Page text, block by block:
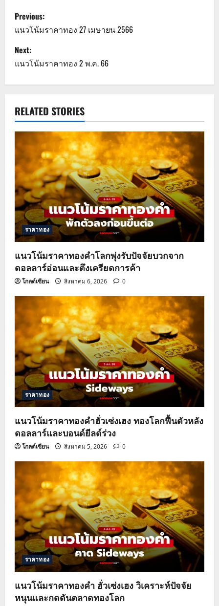
P
o
s
t
a
v
i
g
a
t
i
o
n
Previous:
แนวโน้มราคาทอง 27 เมษายน 2566
Next:
แนวโน้มราคาทอง 2 พ.ค. 66
RELATED STORIES
ราคาทอง
แนวโน้มราคาทองคำโลกพุ่งรับปัจจัยบวกจาก
ดอลลาร์อ่อนและตึงเครียดการค้า
โกลด์เซียน สิงหาคม 6, 2026 0
ราคาทอง
แนวโน้มราคาทองคำฮั่วเซ่งเฮง ทองโลกฟื้นตัวหลัง
ดอลลาร์และบอนด์ยีลด์ร่วง
โกลด์เซียน สิงหาคม 5, 2026 0
ราคาทอง
แนวโน้มราคาทองคำ ฮั่วเซ่งเฮง วิเคราะห์ปัจจัย
หนุนและกดดันตลาดทองโลก